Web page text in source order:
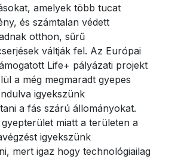
amelyek több tucat
és számtalan védett
otthon, sűrű
váltják fel. Az Európai
Life+ pályázati projekt
a még megmaradt gyepes
igyekszünk
a fás szárú állományokat.
miatt a területen a
igyekszünk
mert igaz hogy technológiailag